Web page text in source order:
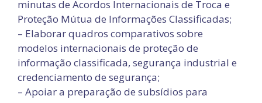
minutas de Acordos Internacionais de Troca e
Proteção Mútua de Informações Classificadas;
– Elaborar quadros comparativos sobre
modelos internacionais de proteção de
informação classificada, segurança industrial e
credenciamento de segurança;
– Apoiar a preparação de subsídios para